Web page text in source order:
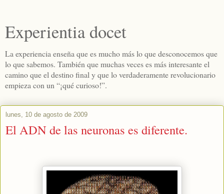
Experientia docet
La experiencia enseña que es mucho más lo que desconocemos que
lo que sabemos. También que muchas veces es más interesante el
camino que el destino final y que lo verdaderamente revolucionario
empieza con un “¡qué curioso!”.
lunes, 10 de agosto de 2009
El ADN de las neuronas es diferente.